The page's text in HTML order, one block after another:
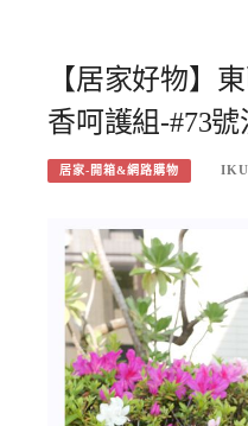
【居家好物】
香呵護組-#73
居家-開箱&網路購物